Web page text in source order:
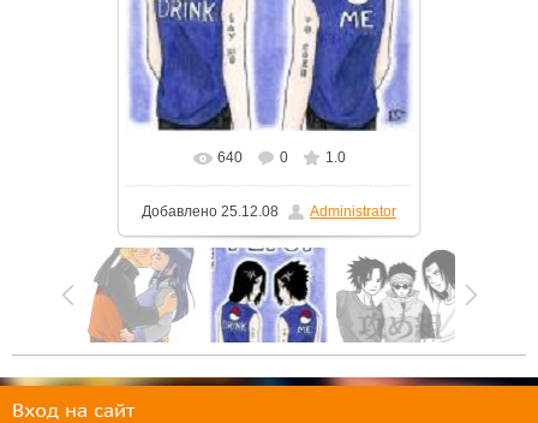
640 0 1.0
Добавлено 25.12.08 Administrator
Вход на сайт